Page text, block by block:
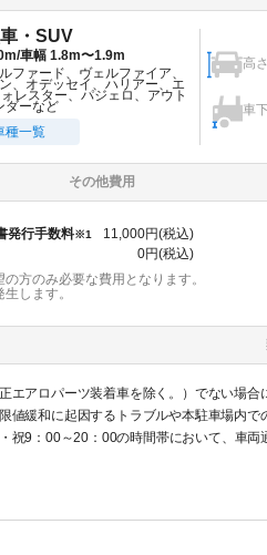
・SUV
車幅 1.8m〜1.9m
ファード、ヴェルファイア、
、オデッセイ、ハリアー、エ
レスター、パジェロ、アウト
ダーなど
種一覧
高さ
車
その他費用
発行手数料※1 11,000円(税込)
0円(税込)
方のみ必要な費用となります。
します。
エアロパーツ装着車を除く。）でない場
値緩和に起因するトラブルや本駐車場内
祝9：00～20：00の時間帯において、車
で約1週間程度を要すケースが多く、ご